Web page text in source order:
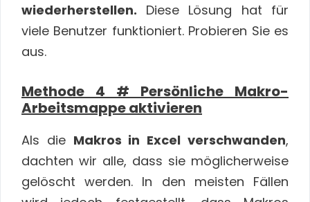
wiederherstellen. Diese Lösung hat für
viele Benutzer funktioniert. Probieren Sie es
aus.
Methode 4 # Persönliche Makro-
Arbeitsmappe aktivieren
Als die Makros in Excel verschwanden,
dachten wir alle, dass sie möglicherweise
gelöscht werden. In den meisten Fällen